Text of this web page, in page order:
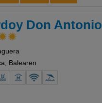
Don Antonio
Balearen